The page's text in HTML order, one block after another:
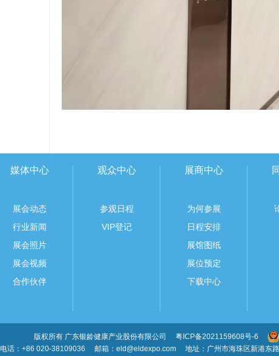
媒体中心
展会动态
行业新闻
展会照片
展会视频
合作伙伴
观众中心
参观日程
VIP登记
展商中心
为何参展
日程安排
展馆图纸
展位预定
下载中心
版权所有 广东银龄健康产业股份有限公司 粤ICP备2021159608号-6
电话：+86 020-38109036
邮箱：eld@eldexpo.com 地址：广州市海珠区新港东